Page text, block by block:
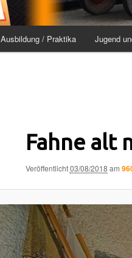
Ausbildung / Praktika Jugend
Fahne alt
Veröffentlicht03/08/2018 am